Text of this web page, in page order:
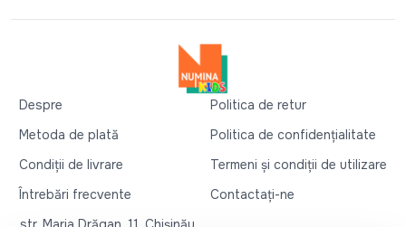
Despre
Politica de retur
Metoda de plată
Politica de confidențialitate
Condiții de livrare
Termeni și condiții de utilizare
Întrebări frecvente
Contactați-ne